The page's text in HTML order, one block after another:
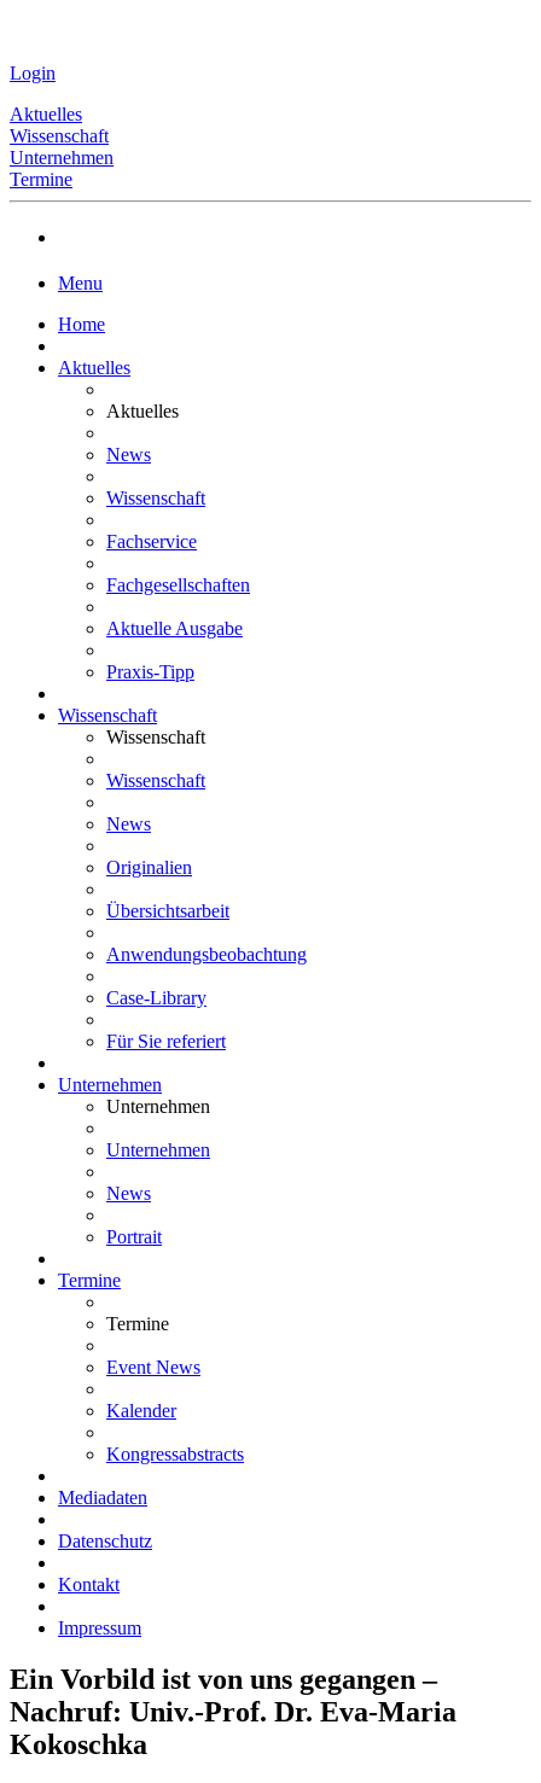
Login
Aktuelles
Wissenschaft
Unternehmen
Termine
Menu
Home
Aktuelles
Aktuelles
News
Wissenschaft
Fachservice
Fachgesellschaften
Aktuelle Ausgabe
Praxis-Tipp
Wissenschaft
Wissenschaft
Wissenschaft
News
Originalien
Übersichtsarbeit
Anwendungsbeobachtung
Case-Library
Für Sie referiert
Unternehmen
Unternehmen
Unternehmen
News
Portrait
Termine
Termine
Event News
Kalender
Kongressabstracts
Mediadaten
Datenschutz
Kontakt
Impressum
Ein Vorbild ist von uns gegangen –
Nachruf: Univ.-Prof. Dr. Eva-Maria
Kokoschka